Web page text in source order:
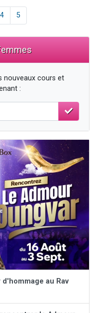
4 5
nouveaux cours et
:
d'hommage au Rav